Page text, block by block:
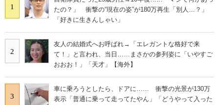
1
たの？」 衝撃の“現在の姿”が180万再生「別人…？」
「好きに生きんしゃい」
2
友人の結婚式へお呼ばれ→「エレガントな格好で来
て！」と言われ、当日……まさかの参列姿に「いやすご
おおお！」「天才」【海外】
3
車に乗ろうとしたら、ドアに…… 衝撃の光景が130万
表示「普通に乗って走ってたやん」「どうやって入った